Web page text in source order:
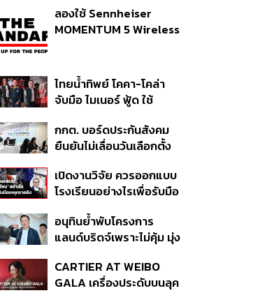
ถอดเปลี่ยนแบตเองได้
ก่อนกฎ EU บังคับปีหน้า
ลองใช้ Sennheiser
MOMENTUM 5 Wireless
ก่อนกฎ EU บังคับปีหน้า
ไทยน้ำทิพย์ โคคา-โคล่า
จับมือ ไมเนอร์ ฟู้ด ใช้
พัน Music Marketing ใน
ปีที่ธุรกิจร้านอาหารโต
กกต. บอร์ดประกันสังคม
ยืนยันไม่เลื่อนวันเลือกตั้ง
ตามคำสั่งทุเลาของศาล
เปิดงานวิจัย ควรออกแบบ
โรงเรียนอย่างไรเพื่อรับมือ
อนุทินย้ำพับโครงการ
แลนด์บริดจ์เพราะไม่คุ้ม มุ่ง
รองรับอ่าวไทย-อันดามัน
CARTIER AT WEIBO
GALA เครื่องประดับบนลุค